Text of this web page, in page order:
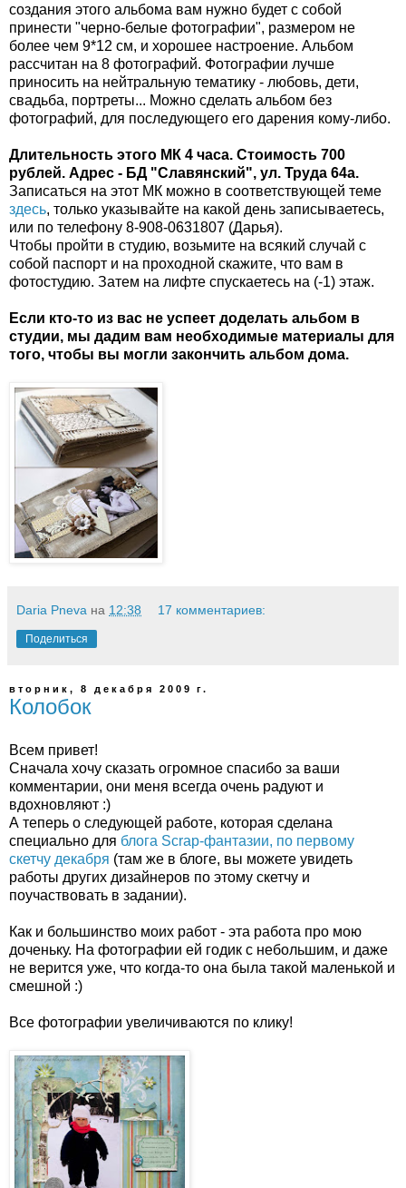
создания этого альбома вам нужно будет с собой
принести "черно-белые фотографии", размером не
более чем 9*12 см, и хорошее настроение. Альбом
рассчитан на 8 фотографий. Фотографии лучше
приносить на нейтральную тематику - любовь, дети,
свадьба, портреты... Можно сделать альбом без
фотографий, для последующего его дарения кому-либо.
Длительность этого МК 4 часа. Стоимость 700
рублей. Адрес - БД "Славянский", ул. Труда 64а.
Записаться на этот МК можно в соответствующей теме
здесь, только указывайте на какой день записываетесь,
или по телефону 8-908-0631807 (Дарья).
Чтобы пройти в студию, возьмите на всякий случай с
собой паспорт и на проходной скажите, что вам в
фотостудию. Затем на лифте спускаетесь на (-1) этаж.
Если кто-то из вас не успеет доделать альбом в
студии, мы дадим вам необходимые материалы для
того, чтобы вы могли закончить альбом дома.
Daria Pneva на 12:38 17 комментариев:
Поделиться
вторник, 8 декабря 2009 г.
Колобок
Всем привет!
Сначала хочу сказать огромное спасибо за ваши
комментарии, они меня всегда очень радуют и
вдохновляют :)
А теперь о следующей работе, которая сделана
специально для блога Scrap-фантазии, по первому
скетчу декабря (там же в блоге, вы можете увидеть
работы других дизайнеров по этому скетчу и
поучаствовать в задании).
Как и большинство моих работ - эта работа про мою
доченьку. На фотографии ей годик с небольшим, и даже
не верится уже, что когда-то она была такой маленькой и
смешной :)
Все фотографии увеличиваются по клику!